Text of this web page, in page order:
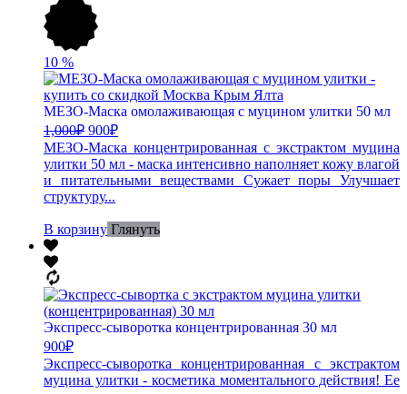
10 %
МЕЗО-Маска омолаживающая с муцином улитки 50 мл
1,000₽ 900₽
МЕЗО-Маска концентрированная с экстрактом муцина
улитки 50 мл - маска интенсивно наполняет кожу влагой
и питательными веществами Сужает поры Улучшает
структуру...
В корзину Глянуть
Экспресс-сыворотка концентрированная 30 мл
900₽
Экспресс-сыворотка концентрированная с экстрактом
муцина улитки - косметика моментального действия! Ее